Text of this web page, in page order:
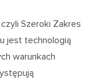
Szeroki Zakres
jest technologią
warunkach